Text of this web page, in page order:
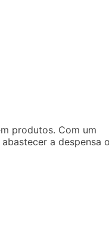
produtos. Com um
a despensa